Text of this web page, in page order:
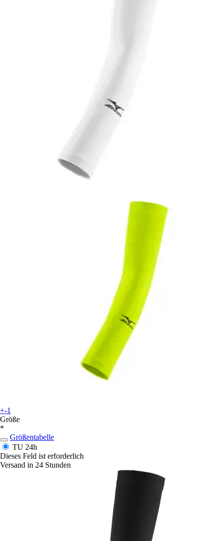
+-1
Größe
*
Größentabelle
TU 24h
Dieses Feld ist erforderlich
Versand in 24 Stunden